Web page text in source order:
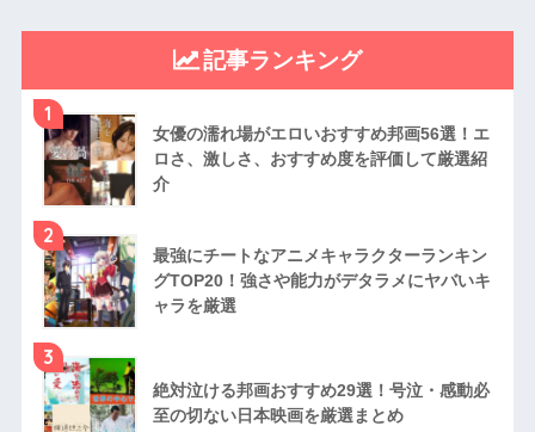
記事ランキング
1
女優の濡れ場がエロいおすすめ邦画56選！エ
ロさ、激しさ、おすすめ度を評価して厳選紹
介
2
最強にチートなアニメキャラクターランキン
グTOP20！強さや能力がデタラメにヤバいキ
ャラを厳選
3
絶対泣ける邦画おすすめ29選！号泣・感動必
至の切ない日本映画を厳選まとめ